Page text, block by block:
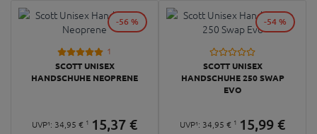
1
SCOTT UNISEX
HANDSCHUHE NEOPRENE
UVP¹: 34, 95 € 1 15,37€
-56 %
SCOTT UNISEX
HANDSCHUHE 250 SWAP
EVO
UVP¹: 34, 95 € 1 15,99€
-54 %